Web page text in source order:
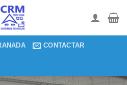
CONTACTAR